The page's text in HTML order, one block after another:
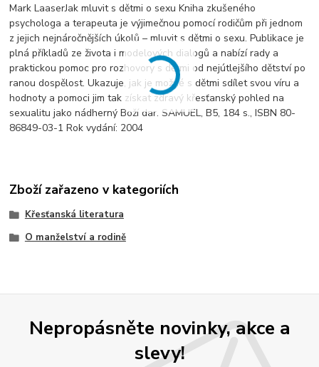
Mark LaaserJak mluvit s dětmi o sexu Kniha zkušeného
psychologa a terapeuta je výjimečnou pomocí rodičům při jednom
z jejich nejnáročnějších úkolů – mluvit s dětmi o sexu. Publikace je
plná příkladů ze života i modelových dialogů a nabízí rady a
praktickou pomoc pro rozhovory s dětmi od nejútlejšího dětství po
ranou dospělost. Ukazuje, jak je možné s dětmi sdílet svou víru a
hodnoty a pomoci jim tak získat zdravý křesťanský pohled na
sexualitu jako nádherný Boží dar. SAMUEL, B5, 184 s., ISBN 80-
86849-03-1 Rok vydání: 2004
Zboží zařazeno v kategoriích
Křesťanská literatura
O manželství a rodině
Nepropásněte novinky, akce a
slevy!